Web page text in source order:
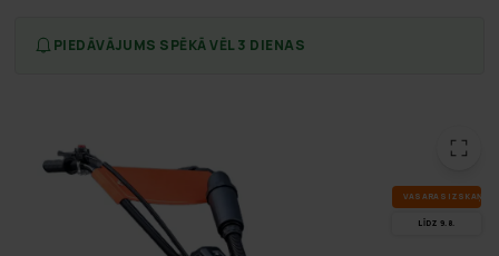
PIEDĀVĀJUMS SPĒKĀ VĒL 3 DIENAS
VA­SA­RAS IZ­SKA­ŅA
LĪDZ 9.8.